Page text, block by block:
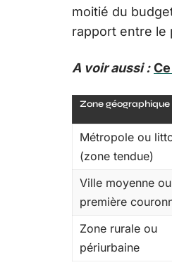
moitié du
rapport entre le
A voir aussi :
Zone géographique
Métropole ou
(zone tendue)
Ville moyenne ou
première
Zone rurale ou
périurbaine